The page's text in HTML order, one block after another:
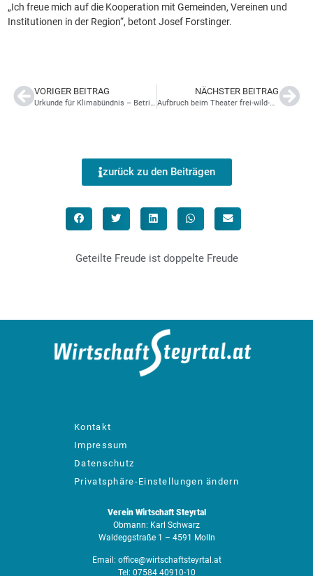
„Ich freue mich auf die Kooperation mit Gemeinden, Vereinen und
Institutionen in der Region“, betont Josef Forstinger.
VORIGER BEITRAG
Urkunde für Klimabündnis – Betrieb
NÄCHSTER BEITRAG
Aufbruch beim Theater frei-wild-Molln
zurück zu den Beiträgen
Geteilte Freude ist doppelte Freude
Kontakt
Impressum
Datenschutz
Privatsphäre-Einstellungen ändern
Verein Wirtschaft Steyrtal
Obmann: Karl Schwarz
Waldeggstraße 1 – 4591 Molln
Email: office@wirtschaftsteyrtal.at
Tel: 07584 40910-10